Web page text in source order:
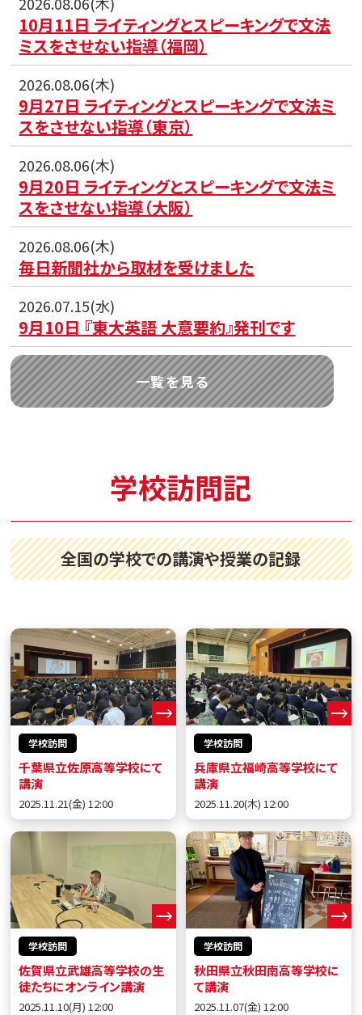
10月11日 ライティングとスピーキングで文法
ミスをさせない指導（福岡）
2026.08.06(木)
9月27日 ライティングとスピーキングで文法ミ
スをさせない指導（東京）
2026.08.06(木)
9月20日 ライティングとスピーキングで文法ミ
スをさせない指導（大阪）
2026.08.06(木)
毎日新聞社から取材を受けました
2026.07.15(水)
9月10日 『東大英語 大意要約』発刊です
一覧を見る
学校訪問記
全国の学校での講演や授業の記録
学校訪問
千葉県立佐原高等学校にて
講演
2025.11.21(金) 12:00
学校訪問
兵庫県立福崎高等学校にて
講演
2025.11.20(木) 12:00
学校訪問
佐賀県立武雄高等学校の生
徒たちにオンライン講演
2025.11.10(月) 12:00
学校訪問
秋田県立秋田南高等学校に
て講演
2025.11.07(金) 12:00